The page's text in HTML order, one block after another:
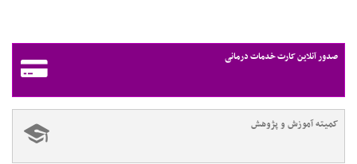
صدور آنلاین کارت خدمات درمانی
کمیته آموزش و پژوهش